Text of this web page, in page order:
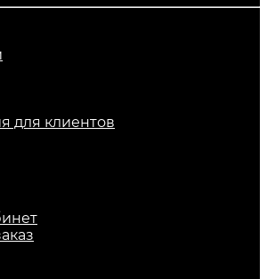
для клиентов